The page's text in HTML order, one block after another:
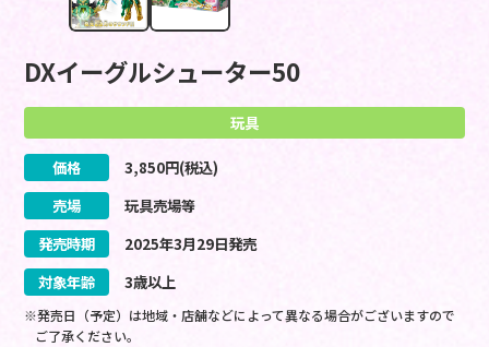
DXイーグルシューター50
玩具
価格 3,850円(税込)
売場
玩具売場等
発売時期
2025年3月29日発売
対象年齢
3歳以上
※発売日（予定）は地域・店舗などによって異なる場合がございますので
ご了承ください。